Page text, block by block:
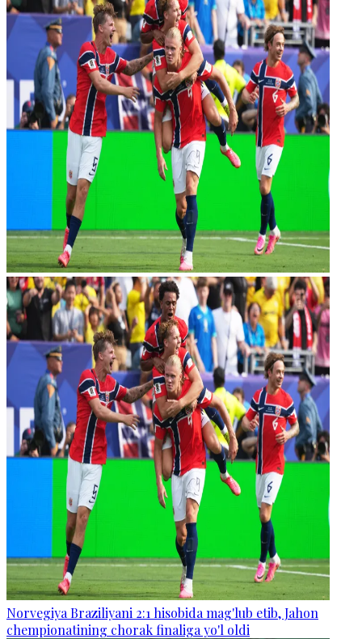
Norvegiya Braziliyani 2:1 hisobida mag'lub etib, Jahon
chempionatining chorak finaliga yo'l oldi